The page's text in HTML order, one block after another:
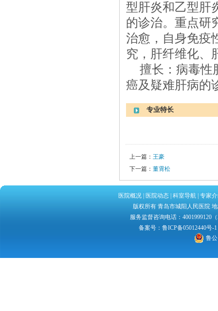
型肝炎和乙型肝
的诊治。重点研
治愈，自身免疫
究，肝纤维化、
擅长：病毒性
癌及疑难肝病的
专业特长
上一篇： 王豪
下一篇： 董霄松
医院概况| 医院动态| 科室导航| 专家
版权所有 青岛市城阳人民医院
服务监督咨询电话：4001999120
备案号： 鲁ICP备05012440号-1
鲁公